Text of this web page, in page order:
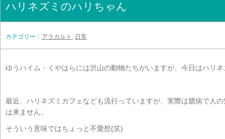
ハリネズミのハリちゃん
カテゴリー： アラカルト , 日常
ゆうハイム・くやはらには沢山の動物たちがいますが、今日はハリ
最近、ハリネズミカフェなども流行っていますが、実際は臆病で人
は来ません。
そういう意味ではちょっと不愛想(笑)